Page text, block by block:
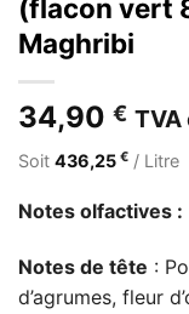
(flacon vert
Maghribi
34,90 €
Soit 436,25 € / Litre
Notes olfactives :
Notes de tête :
d’agrumes, fleur